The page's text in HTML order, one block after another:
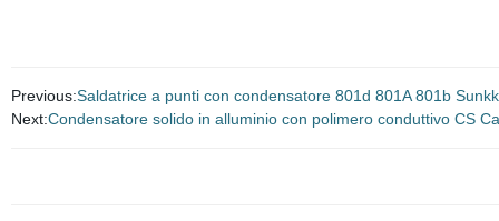
Previous:Saldatrice a punti con condensatore 801d 801A 801b
Next:Condensatore solido in alluminio con polimero conduttivo CS